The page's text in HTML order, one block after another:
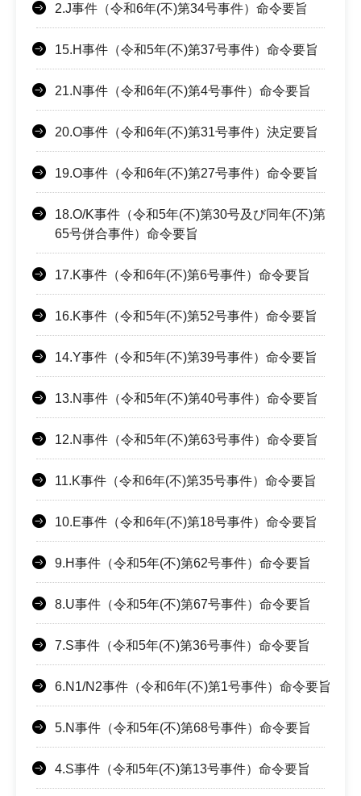
2.J事件（令和6年(不)第34号事件）命令要旨
15.H事件（令和5年(不)第37号事件）命令要旨
21.N事件（令和6年(不)第4号事件）命令要旨
20.O事件（令和6年(不)第31号事件）決定要旨
19.O事件（令和6年(不)第27号事件）命令要旨
18.O/K事件（令和5年(不)第30号及び同年(不)第
65号併合事件）命令要旨
17.K事件（令和6年(不)第6号事件）命令要旨
16.K事件（令和5年(不)第52号事件）命令要旨
14.Y事件（令和5年(不)第39号事件）命令要旨
13.N事件（令和5年(不)第40号事件）命令要旨
12.N事件（令和5年(不)第63号事件）命令要旨
11.K事件（令和6年(不)第35号事件）命令要旨
10.E事件（令和6年(不)第18号事件）命令要旨
9.H事件（令和5年(不)第62号事件）命令要旨
8.U事件（令和5年(不)第67号事件）命令要旨
7.S事件（令和5年(不)第36号事件）命令要旨
6.N1/N2事件（令和6年(不)第1号事件）命令要旨
5.N事件（令和5年(不)第68号事件）命令要旨
4.S事件（令和5年(不)第13号事件）命令要旨